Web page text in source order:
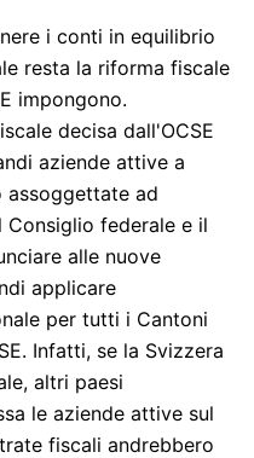
i conti in equilibrio
resta la riforma fiscale
impongono.
decisa dall'OCSE
aziende attive a
assoggettate ad
Consiglio federale e il
alle nuove
applicare
per tutti i Cantoni
Infatti, se la Svizzera
altri paesi
le aziende attive sul
fiscali andrebbero